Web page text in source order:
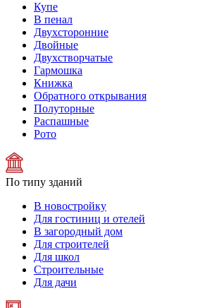
Купе
В пенал
Двухсторонние
Двойные
Двухстворчатые
Гармошка
Книжка
Обратного открывания
Полуторные
Распашные
Рото
По типу зданий
В новостройку
Для гостиниц и отелей
В загородный дом
Для строителей
Для школ
Строительные
Для дачи